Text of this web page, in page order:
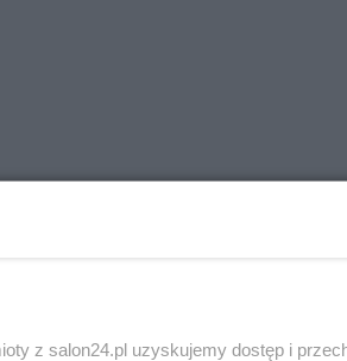
oraz uznaje heretyków i
z salon24.pl uzyskujemy dostęp i